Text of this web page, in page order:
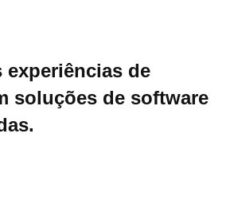
experiências de
soluções de software